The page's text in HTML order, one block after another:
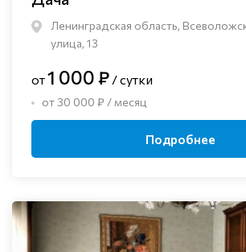
Ленинградская область,
улица, 13
от1 000 ₽ / сутки
от 30 000 ₽ / месяц
Подробнее